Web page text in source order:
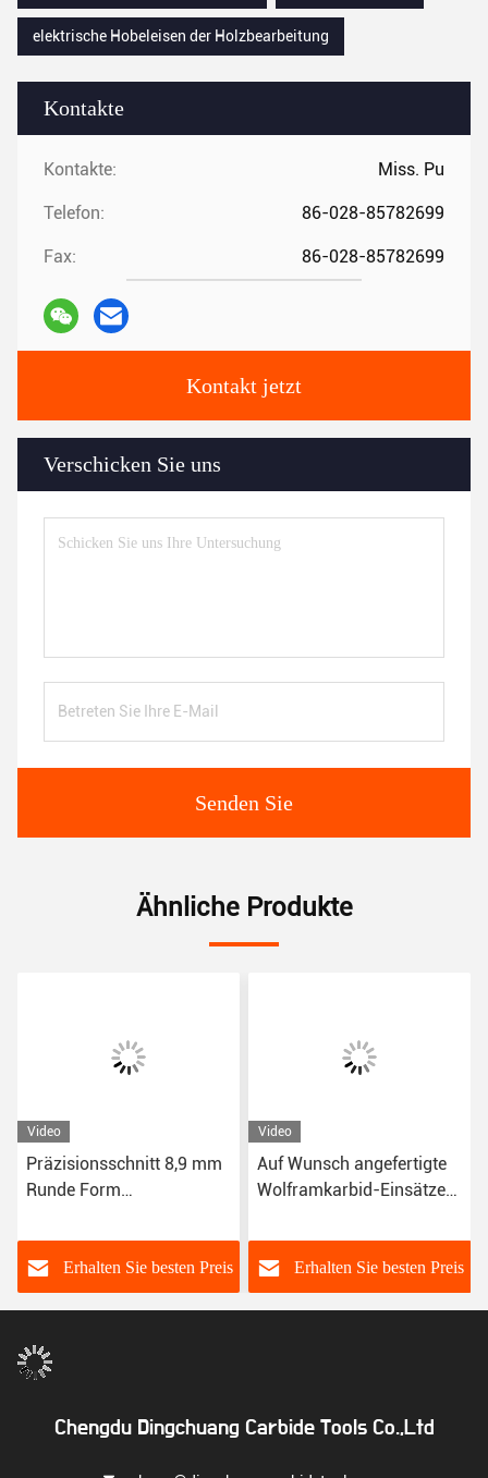
Kontakte
Kontakte: Miss. Pu
Telefon: 86-028-85782699
Fax: 86-028-85782699
Kontakt jetzt
Verschicken Sie uns
Senden Sie
elektrische Hobeleisen der Holzbearbeitung
Ähnliche Produkte
Video
Präzisionsschnitt 8,9 mm
Runde Form
Erhalten Sie besten Preis
Video
Auf Wunsch angefertigte
Wolframkarbid-Einsätze
Holzschmiedeinrichtungen
Erhalten Sie besten Preis
Chengdu Dingchuang Carbide Tools Co.,Ltd